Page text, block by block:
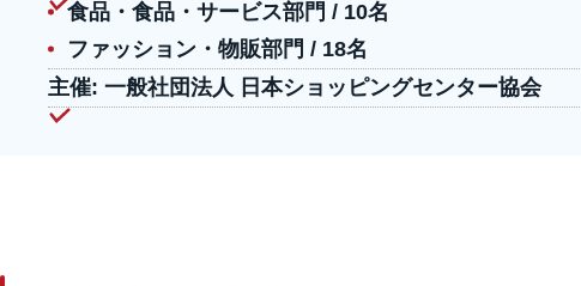
食品・食品・サービス部門 / 10名
ファッション・物販部門 / 18名
主催: 一般社団法人 日本ショッピングセンター協会